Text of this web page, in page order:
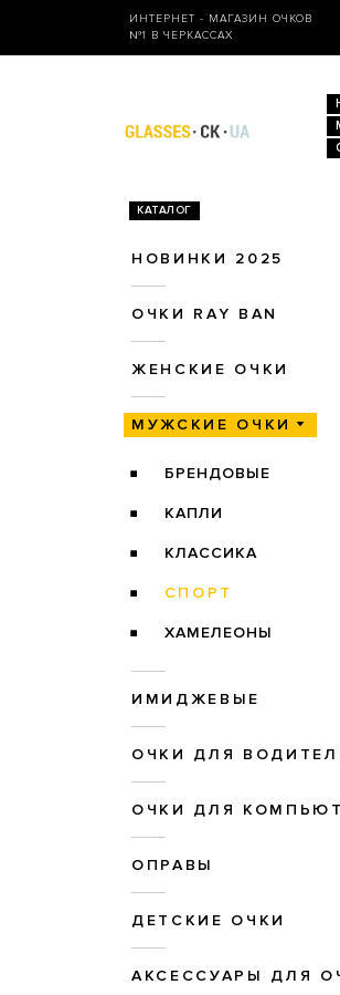
ИНТЕРНЕТ - МАГАЗИН ОЧКОВ
№1 В ЧЕРКАССАХ
КАТАЛОГ
НОВИНКИ 2025
ОЧКИ RAY BAN
ЖЕНСКИЕ ОЧКИ
МУЖСКИЕ ОЧКИ
БРЕНДОВЫЕ
КАПЛИ
КЛАССИКА
СПОРТ
ХАМЕЛЕОНЫ
ИМИДЖЕВЫЕ
ОЧКИ ДЛЯ
ОЧКИ ДЛЯ
ОПРАВЫ
ДЕТСКИЕ ОЧКИ
АКСЕССУАРЫ ДЛЯ